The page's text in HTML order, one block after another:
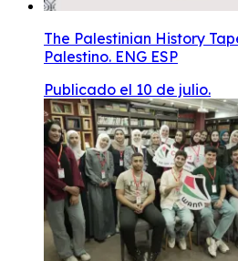
The Palestinian History
Palestino. ENG ESP
Publicado el 10 de julio.